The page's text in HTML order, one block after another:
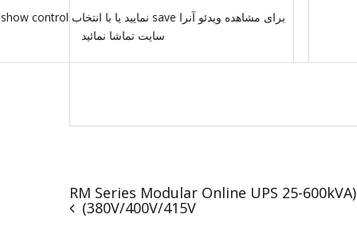
سایت تماشا نمائید
(RM Series Modular Online UPS 25-600kVA
(380V/400V/415V